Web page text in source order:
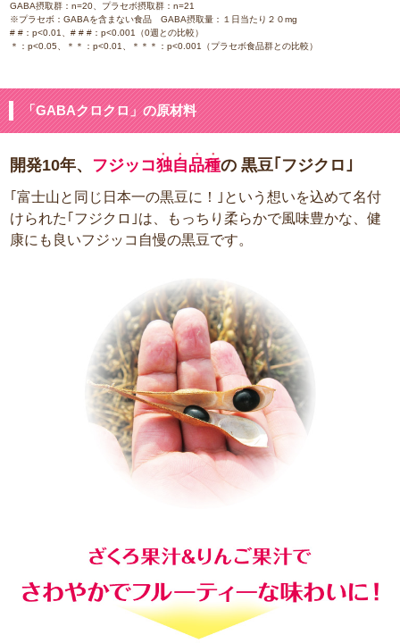
GABA摂取群：n=20、プラセボ摂取群：n=21
※プラセボ：GABAを含まない食品 GABA摂取量：１日当たり２０mg
# #：p<0.01、# # #：p<0.001（0週との比較）
＊：p<0.05、＊＊：p<0.01、＊＊＊：p<0.001（プラセボ食品群との比較）
「GABAクロクロ」の原材料
開発10年、 フジッコ独自品種
●●●●
の 黒豆｢フジクロ｣
｢富士山と同じ日本一の黒豆に！｣という想いを込めて名付
けられた｢フジクロ｣は、もっちり柔らかで風味豊かな、健
康にも良いフジッコ自慢の黒豆です。